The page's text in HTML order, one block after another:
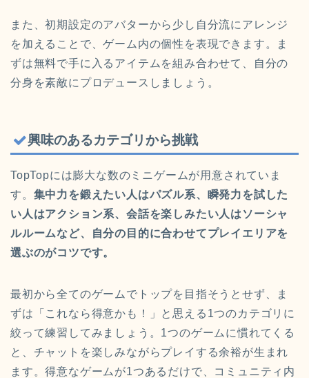
また、初期設定のアバターから少し自分流にアレンジ
を加えることで、ゲーム内の個性を表現できます。ま
ずは無料で手に入るアイテムを組み合わせて、自分の
分身を素敵にプロデュースしましょう。
興味のあるカテゴリから挑戦
TopTopには膨大な数のミニゲームが用意されていま
す。 集中力を鍛えたい人はパズル系、瞬発力を試した
い人はアクション系、会話を楽しみたい人はソーシャ
ルルームなど、自分の目的に合わせてプレイエリアを
選ぶのがコツです。
最初から全てのゲームでトップを目指そうとせず、ま
ずは「これなら得意かも！」と思える1つのカテゴリに
絞って練習してみましょう。1つのゲームに慣れてくる
と、チャットを楽しみながらプレイする余裕が生まれ
ます。得意なゲームが1つあるだけで、コミュニティ内